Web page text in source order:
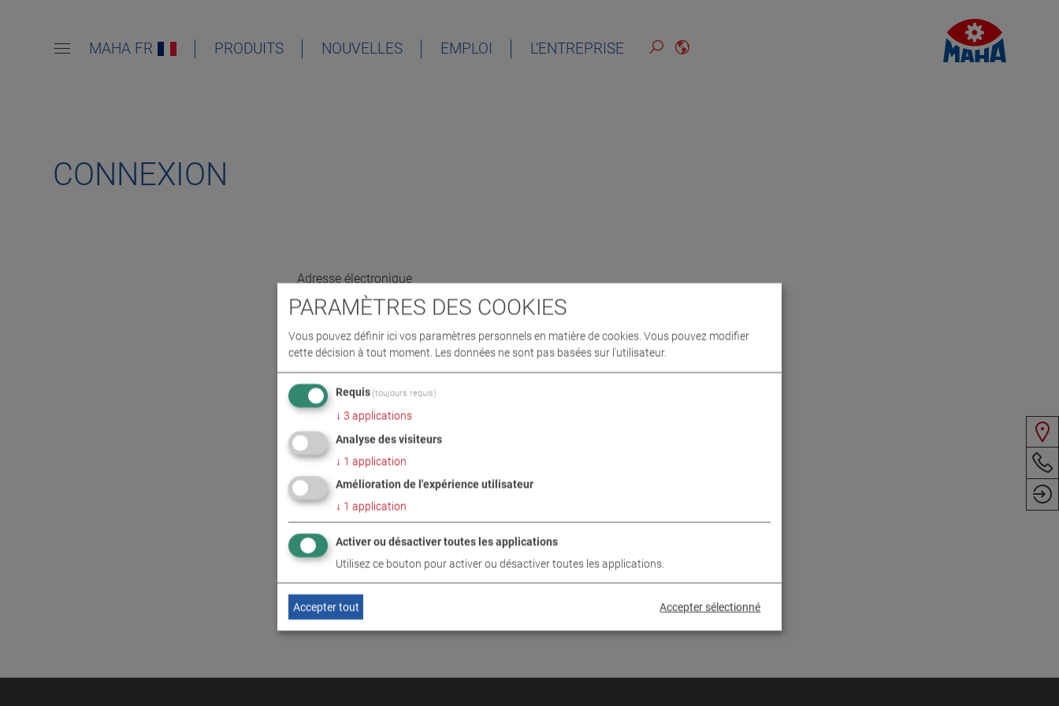
MAHA FR PRODUITS NOUVELLES EMPLOI L’ENTREPRISE
CONNEXION
Adresse électronique
CONTINUER
PARAMÈTRES DES COOKIES
Vous pouvez définir ici vos paramètres personnels en matière de cookies. Vous pouvez modifier
cette décision à tout moment. Les données ne sont pas basées sur l'utilisateur.
Requis (toujours requis)
↓ 3 applications
Analyse des visiteurs
↓ 1 application
Amélioration de l'expérience utilisateur
↓ 1 application
Activer ou désactiver toutes les applications
Utilisez ce bouton pour activer ou désactiver toutes les applications.
Accepter sélectionné
Accepter tout